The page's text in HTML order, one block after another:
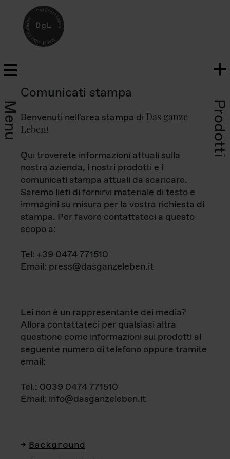
Menu Prodotti
Comunicati stampa
Benvenuti nell'area stampa di Das ganze
Leben!
Qui troverete informazioni attuali sulla
nostra azienda, i nostri prodotti e i
comunicati stampa attuali da scaricare.
Saremo lieti di fornirvi materiale di testo e
immagini su misura per la vostra richiesta di
stampa. Per favore contattateci a questo
scopo a:
Tel: +39 0474 771510
Email: press@dasganzeleben.it
Lei non è un rappresentante dei media?
Allora contattateci per qualsiasi altra
questione come informazioni sui prodotti al
seguente numero di telefono oppure tramite
email:
Tel.: 0039 0474 771510
Email: info@dasganzeleben.it
Background